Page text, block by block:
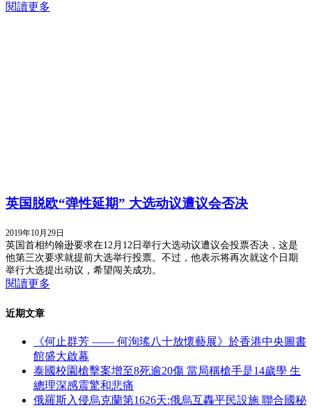
閱讀更多
英国脱欧“弹性延期” 大选动议遭议会否决
2019年10月29日
英国首相约翰逊要求在12月12日举行大选动议遭议会投票否决，这是
他第三次要求就提前大选举行投票。不过，他表示将再次就这个日期
举行大选提出动议，希望闯关成功。
閱讀更多
近期文章
《何止群芳 —— 何洵瑤八十放懷藝展》於香港中央圖書
館盛大啟幕
泰國校園槍擊案增至8死逾20傷 當局稱槍手是14歲學 生
總理深感震驚和悲痛
俄羅斯入侵烏克蘭第1626天:俄烏互轟平民設施 聯合國秘